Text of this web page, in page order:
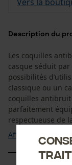
Description du
Les coquilles
casque séduit
possibilités
classique ou un
coquilles antibruit
parfaitement
respectueuse de
Afficher plus